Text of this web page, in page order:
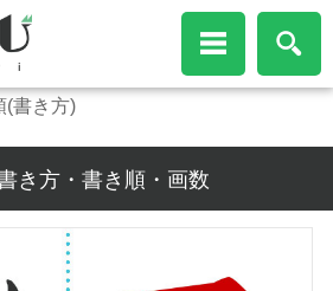
(書き方)
き方・書き順・画数